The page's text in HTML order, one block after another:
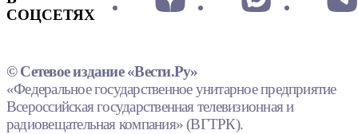
СОЦСЕТЯХ
© Сетевое издание «Вести.Ру»
«Федеральное государственное унитарное предприятие
Всероссийская государственная телевизионная и
радиовещательная компания» (ВГТРК).